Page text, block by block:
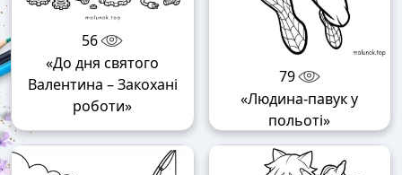
56
«До дня святого
Валентина – Закохані
роботи»
79
«Людина-павук у
польоті»